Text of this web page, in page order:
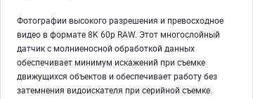
Фотографии высокого разрешения и превосходное
видео в формате 8K 60p RAW. Этот многослойный
датчик с молниеносной обработкой данных
обеспечивает минимум искажений при съемке
движущихся объектов и обеспечивает работу без
затемнения видоискателя при серийной съемке.